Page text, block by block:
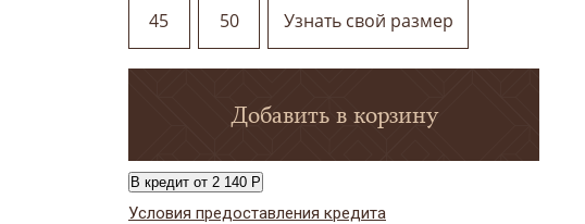
45 50 Узнать свой размер
Добавить в корзину
В кредит от 2 140 Р
Условия предоставления кредита